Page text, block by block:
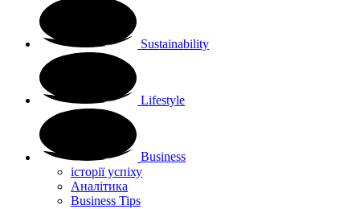
Sustainability
Lifestyle
Business
історії успіху
Аналітика
Business Tips